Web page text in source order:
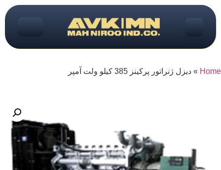
Home
» دیزل ژنراتور پرکینز 385 کیلو ولت آمپر